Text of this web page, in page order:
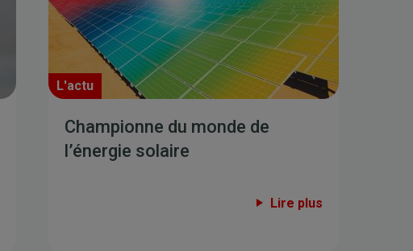
L'actu
Championne du monde de
l’énergie solaire
Lire plus